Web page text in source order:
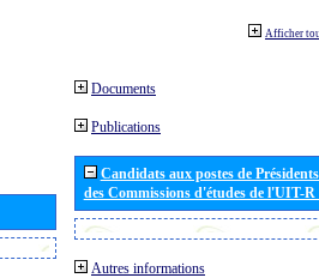
Afficher
Documents
Publications
Candidats aux postes de
des Commissions d'études de l'UIT-
Autres informations